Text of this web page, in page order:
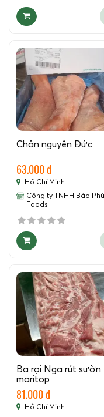
Chân nguyên Đức
63.000 đ
Hồ Chí Minh
Công ty TNHH Bảo
Foods
Ba rọi Nga rút sườn
maritop
81.000 đ
Hồ Chí Minh